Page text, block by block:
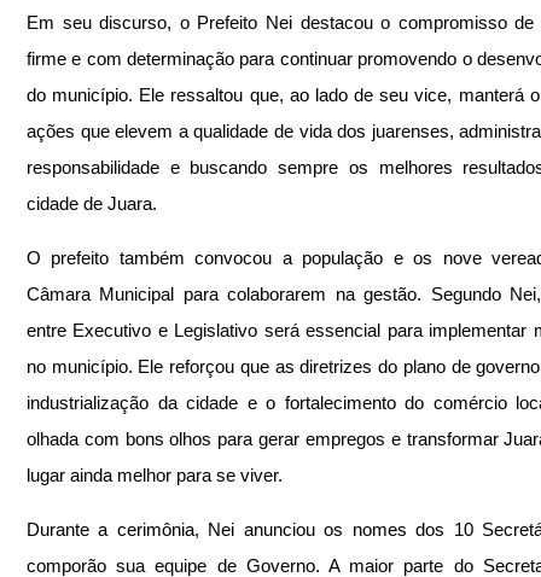
Em seu discurso, o Prefeito Nei destacou o compromisso de
firme e com determinação para continuar promovendo o
do município. Ele ressaltou que, ao lado de seu vice, manterá
ações que elevem a qualidade de vida dos juarenses,
responsabilidade e buscando sempre os melhores
cidade de Juara.
O prefeito também convocou a população e os nove
Câmara Municipal para colaborarem na gestão. Segundo
entre Executivo e Legislativo será essencial para implementar
no município. Ele reforçou que as diretrizes do plano de
industrialização da cidade e o fortalecimento do comércio
olhada com bons olhos para gerar empregos e transformar
lugar ainda melhor para se viver.
Durante a cerimônia, Nei anunciou os nomes dos 10
comporão sua equipe de Governo. A maior parte do